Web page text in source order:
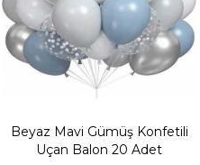
Beyaz Mavi Gümüş Konfetili
Uçan Balon 20 Adet